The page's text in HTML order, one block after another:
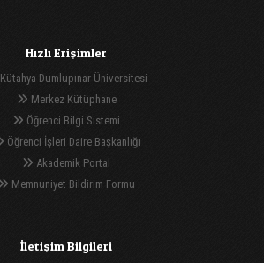
Hızlı Erişimler
Kütahya Dumlupınar Üniversitesi
Merkez Kütüphane
Öğrenci Bilgi Sistemi
Öğrenci İşleri Daire Başkanlığı
Akademik Portal
Memnuniyet Bildirim Formu
İletişim Bilgileri